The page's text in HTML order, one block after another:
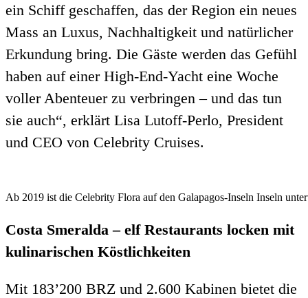
ein Schiff geschaffen, das der Region ein neues
Mass an Luxus, Nachhaltigkeit und natürlicher
Erkundung bring. Die Gäste werden das Gefühl
haben auf einer High-End-Yacht eine Woche
voller Abenteuer zu verbringen – und das tun
sie auch“, erklärt Lisa Lutoff-Perlo, President
und CEO von Celebrity Cruises.
Ab 2019 ist die Celebrity Flora auf den Galapagos-Inseln Inseln
Costa Smeralda – elf Restaurants locken mit
kulinarischen Köstlichkeiten
Mit 183’200 BRZ und 2.600 Kabinen bietet die